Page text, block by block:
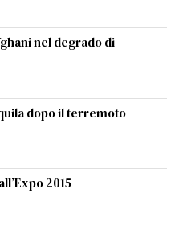
nel degrado di
dopo il terremoto
2015